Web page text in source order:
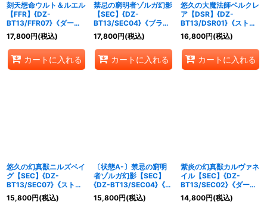
刻天想命ウルト＆ルエル
【FFR】{DZ-
BT13/FFR07}《ダーク
ステイツケテルサンクチ
ュアリ》
17,800円(税込)
カートに入れる
禁忌の窮明者ゾルガ幻影
【SEC】{DZ-
BT13/SEC04}《ブラン
トゲート》
17,800円(税込)
カートに入れる
悠久の大魔法師ベルクレ
ア【DSR】{DZ-
BT13/DSR01}《ストイ
ケイア》
16,800円(税込)
カートに入れる
悠久の幻真獣ニルズベイ
グ【SEC】{DZ-
BT13/SEC07}《ストイ
ケイア》
15,800円(税込)
〔状態A-〕禁忌の窮明
者ゾルガ幻影【SEC】
{DZ-BT13/SEC04}《ブ
ラントゲート》
15,800円(税込)
紫炎の幻真獣カルヴァネ
イル【SEC】{DZ-
BT13/SEC02}《ダーク
ステイツ》
14,800円(税込)